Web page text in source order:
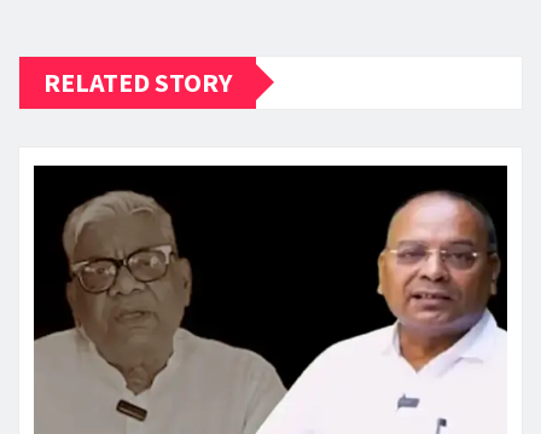
RELATED STORY